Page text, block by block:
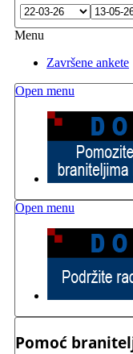
Menu
Završene ankete
Open menu
Open menu
Pomoć